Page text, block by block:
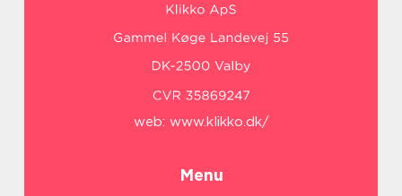
web: www.klikko.dk/
Menu